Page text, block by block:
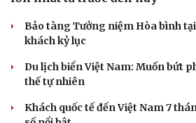
Bảo tàng Tưởng niệm Hòa bình
khách kỷ lục
Du lịch biển Việt Nam: Muốn bứt
thế tự nhiên
Khách quốc tế đến Việt Nam 7